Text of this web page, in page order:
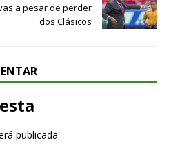
a pesar de perder
dos Clásicos
publicada.